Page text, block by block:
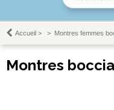
Accueil > > Montres femmes
Montres